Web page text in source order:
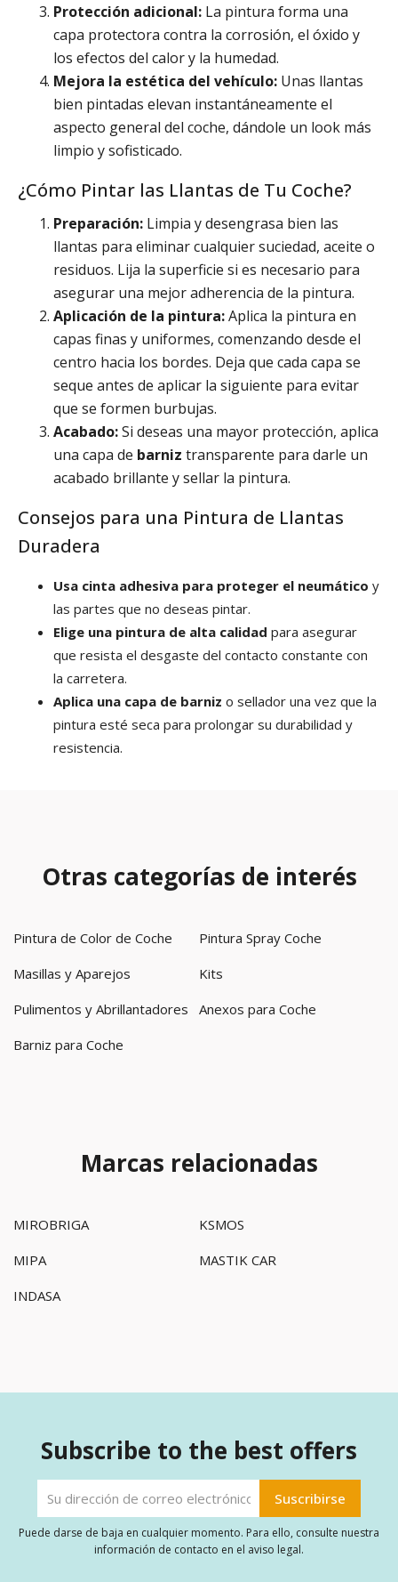
Protección adicional: La pintura forma una
capa protectora contra la corrosión, el óxido y
los efectos del calor y la humedad.
Mejora la estética del vehículo: Unas llantas
bien pintadas elevan instantáneamente el
aspecto general del coche, dándole un look más
limpio y sofisticado.
¿Cómo Pintar las Llantas de Tu Coche?
Preparación: Limpia y desengrasa bien las
llantas para eliminar cualquier suciedad, aceite o
residuos. Lija la superficie si es necesario para
asegurar una mejor adherencia de la pintura.
Aplicación de la pintura:Aplica la pintura en
capas finas y uniformes, comenzando desde el
centro hacia los bordes. Deja que cada capa se
seque antes de aplicar la siguiente para evitar
que se formen burbujas.
Acabado:Si deseas una mayor protección, aplica
una capa de barniz transparente para darle un
acabado brillante y sellar la pintura.
Consejos para una Pintura de Llantas
Duradera
Usa cinta adhesiva para proteger el neumático y
las partes que no deseas pintar.
Elige una pintura de alta calidad para asegurar
que resista el desgaste del contacto constante con
la carretera.
Aplica una capa de barniz o sellador una vez que la
pintura esté seca para prolongar su durabilidad y
resistencia.
Otras categorías de interés
Pintura de Color de Coche
Pintura Spray Coche
Masillas y Aparejos
Kits
Pulimentos y Abrillantadores
Anexos para Coche
Barniz para Coche
Marcas relacionadas
MIROBRIGA
KSMOS
MIPA
MASTIK CAR
INDASA
Subscribe to the best offers
Puede darse de baja en cualquier momento. Para ello, consulte nuestra
información de contacto en el aviso legal.